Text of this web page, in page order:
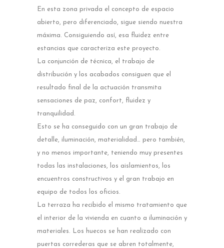
En esta zona privada el concepto de espacio
abierto, pero diferenciado, sigue siendo nuestra
máxima. Consiguiendo así, esa fluidez entre
estancias que caracteriza este proyecto.
La conjunción de técnica, el trabajo de
distribución y los acabados consiguen que el
resultado final de la actuación transmita
sensaciones de paz, confort, fluidez y
tranquilidad.
Esto se ha conseguido con un gran trabajo de
detalle, iluminación, materialidad… pero también,
y no menos importante, teniendo muy presentes
todas las instalaciones, los aislamientos, los
encuentros constructivos y el gran trabajo en
equipo de todos los oficios.
La terraza ha recibido el mismo tratamiento que
el interior de la vivienda en cuanto a iluminación y
materiales. Los huecos se han realizado con
puertas correderas que se abren totalmente,